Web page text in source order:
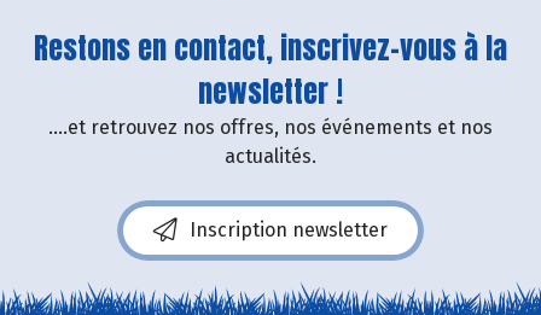
Restons en contact, inscrivez-vous à la
newsletter !
....et retrouvez nos offres, nos événements et nos
actualités.
Inscription newsletter